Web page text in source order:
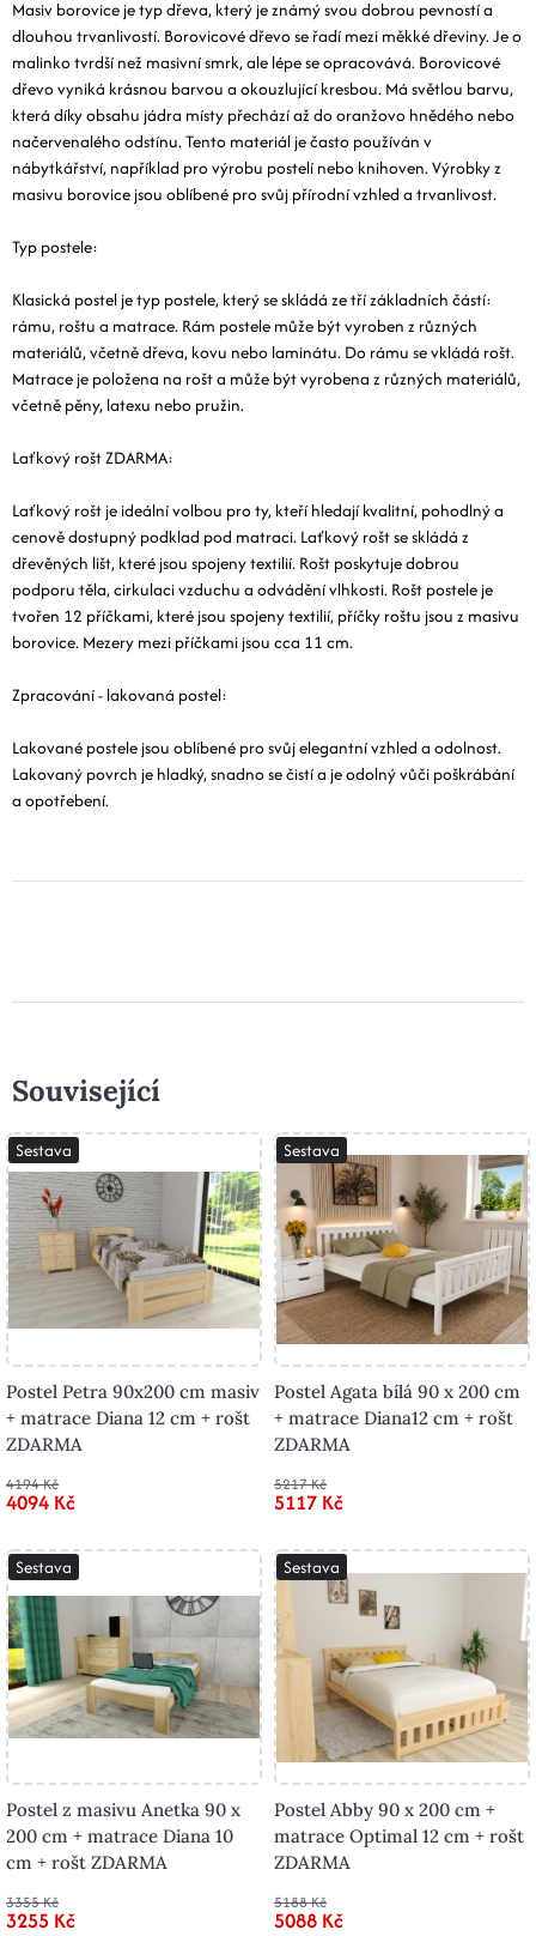
Masiv borovice je typ dřeva, který je známý svou dobrou pevností a
dlouhou trvanlivostí. Borovicové dřevo se řadí mezi měkké dřeviny. Je o
malinko tvrdší než masivní smrk, ale lépe se opracovává. Borovicové
dřevo vyniká krásnou barvou a okouzlující kresbou. Má světlou barvu,
která díky obsahu jádra místy přechází až do oranžovo hnědého nebo
načervenalého odstínu. Tento materiál je často používán v
nábytkářství, například pro výrobu postelí nebo knihoven. Výrobky z
masivu borovice jsou oblíbené pro svůj přírodní vzhled a trvanlivost.
Typ postele:
Klasická postel je typ postele, který se skládá ze tří základních částí:
rámu, roštu a matrace. Rám postele může být vyroben z různých
materiálů, včetně dřeva, kovu nebo laminátu. Do rámu se vkládá rošt.
Matrace je položena na rošt a může být vyrobena z různých materiálů,
včetně pěny, latexu nebo pružin.
Laťkový rošt ZDARMA:
Laťkový rošt je ideální volbou pro ty, kteří hledají kvalitní, pohodlný a
cenově dostupný podklad pod matraci. Laťkový rošt se skládá z
dřevěných lišt, které jsou spojeny textilií. Rošt poskytuje dobrou
podporu těla, cirkulaci vzduchu a odvádění vlhkosti. Rošt postele je
tvořen 12 příčkami, které jsou spojeny textilií, příčky roštu jsou z masivu
borovice. Mezery mezi příčkami jsou cca 11 cm.
Zpracování - lakovaná postel:
Lakované postele jsou oblíbené pro svůj elegantní vzhled a odolnost.
Lakovaný povrch je hladký, snadno se čistí a je odolný vůči poškrábání
a opotřebení.
Související
Sestava
Postel Petra 90x200 cm masiv
+ matrace Diana 12 cm + rošt
ZDARMA
4194 Kč
4094 Kč
Sestava
Postel Agata bílá 90 x 200 cm
+ matrace Diana12 cm + rošt
ZDARMA
5217 Kč
5117 Kč
Sestava
Postel z masivu Anetka 90 x
200 cm + matrace Diana 10
cm + rošt ZDARMA
3355 Kč
3255 Kč
Sestava
Postel Abby 90 x 200 cm +
matrace Optimal 12 cm + rošt
ZDARMA
5188 Kč
5088 Kč